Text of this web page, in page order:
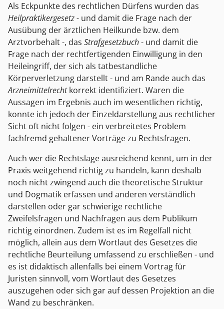
Als Eckpunkte des rechtlichen Dürfens wurden das
Heilpraktikergesetz- und damit die Frage nach der
Ausübung der ärztlichen Heilkunde bzw. dem
Arztvorbehalt -, das Strafgesetzbuch- und damit die
Frage nach der rechtfertigenden Einwilligung in den
Heileingriff, der sich als tatbestandliche
Körperverletzung darstellt - und am Rande auch das
Arzneimittelrechtkorrekt identifiziert. Waren die
Aussagen im Ergebnis auch im wesentlichen richtig,
konnte ich jedoch der Einzeldarstellung aus rechtlicher
Sicht oft nicht folgen - ein verbreitetes Problem
fachfremd gehaltener Vorträge zu Rechtsfragen.
Auch wer die Rechtslage ausreichend kennt, um in der
Praxis weitgehend richtig zu handeln, kann deshalb
noch nicht zwingend auch die theoretische Struktur
und Dogmatik erfassen und anderen verständlich
darstellen oder gar schwierige rechtliche
Zweifelsfragen und Nachfragen aus dem Publikum
richtig einordnen. Zudem ist es im Regelfall nicht
möglich, allein aus dem Wortlaut des Gesetzes die
rechtliche Beurteilung umfassend zu erschließen - und
es ist didaktisch allenfalls bei einem Vortrag für
Juristen sinnvoll, vom Wortlaut des Gesetzes
auszugehen oder sich gar auf dessen Projektion an die
Wand zu beschränken.